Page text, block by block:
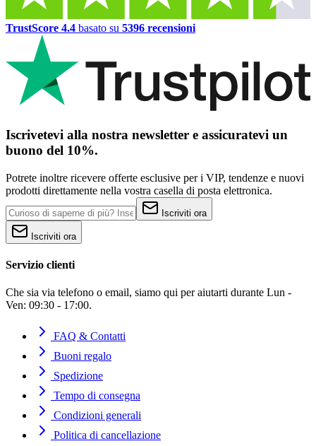
TrustScore 4.4 basato su 5396 recensioni
Iscrivetevi alla nostra newsletter e assicuratevi un
buono del 10%.
Potrete inoltre ricevere offerte esclusive per i VIP, tendenze e nuovi
prodotti direttamente nella vostra casella di posta elettronica.
Iscriviti ora
Iscriviti ora
Servizio clienti
Che sia via telefono o email, siamo qui per aiutarti durante Lun -
Ven: 09:30 - 17:00.
FAQ & Contatti
Buoni regalo
Spedizione
Tempo di consegna
Condizioni generali
Politica di cancellazione